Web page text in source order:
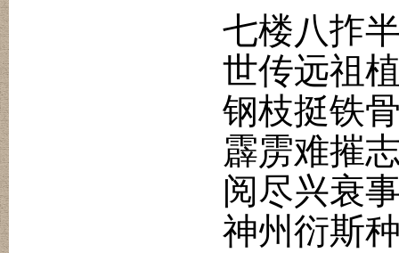
七楼八拃
世传远祖
钢枝挺铁
霹雳难摧
阅尽兴衰
神州衍斯